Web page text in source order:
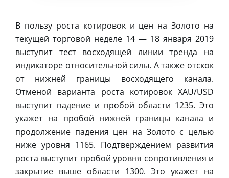
В пользу роста котировок и цен на Золото на
текущей торговой неделе 14 — 18 января 2019
выступит тест восходящей линии тренда на
индикаторе относительной силы. А также отскок
от нижней границы восходящего канала.
Отменой варианта роста котировок XAU/USD
выступит падение и пробой области 1235. Это
укажет на пробой нижней границы канала и
продолжение падения цен на Золото с целью
ниже уровня 1165. Подтверждением развития
роста выступит пробой уровня сопротивления и
закрытие выше области 1300. Это укажет на